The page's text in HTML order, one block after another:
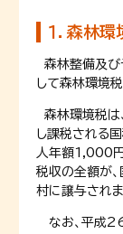
１．森林
森林整備及び
して森林環境
森林環境税は
し課税される
人年額1,000円
税収の全額が
村に譲与されま
なお、平成